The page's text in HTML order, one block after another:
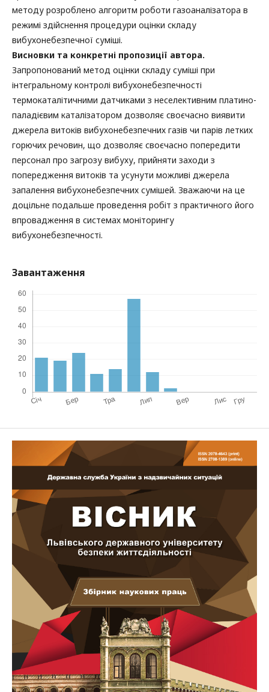
методу розроблено алгоритм роботи газоаналізатора в
режимі здійснення процедури оцінки складу
вибухонебезпечної суміші.
Висновки та конкретні пропозиції автора.
Запропонований метод оцінки складу суміші при
інтегральному контролі вибухонебезпечності
термокаталітичними датчиками з неселективним платино-
паладієвим каталізатором дозволяє своєчасно виявити
джерела витоків вибухонебезпечних газів чи парів летких
горючих речовин, що дозволяє своєчасно попередити
персонал про загрозу вибуху, прийняти заходи з
попередження витоків та усунути можливі джерела
запалення вибухонебезпечних сумішей. Зважаючи на це
доцільне подальше проведення робіт з практичного його
впровадження в системах моніторингу
вибухонебезпечності.
Завантаження